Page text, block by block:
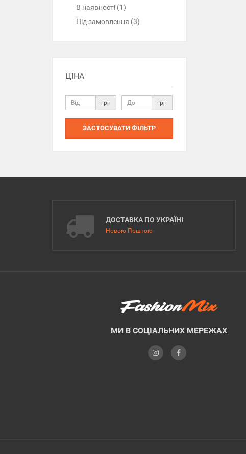
В наявності (1)
Під замовлення (3)
ЦІНА
грн грн
ЗАСТОСУВАТИ ФІЛЬТР
ДОСТАВКА ПО УКРАЇНІ
Новою Поштою
МИ В СОЦІАЛЬНИХ МЕРЕЖАХ